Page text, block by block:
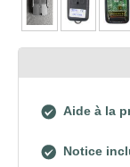
Aide à la
Notice